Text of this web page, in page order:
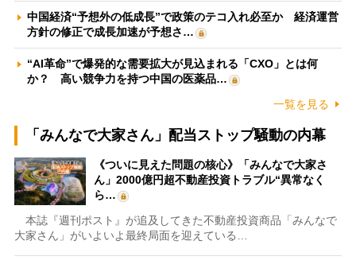
中国経済“予想外の低成長”で政策のテコ入れ必至か 経済運営
方針の修正で成長加速が予想さ…
“AI革命”で爆発的な需要拡大が見込まれる「CXO」とは何
か？ 高い競争力を持つ中国の医薬品…
一覧を見る
「みんなで大家さん」配当ストップ騒動の内幕
《ついに見えた問題の核心》「みんなで大家さ
ん」2000億円超不動産投資トラブル“異常なく
ら…
本誌『週刊ポスト』が追及してきた不動産投資商品「みんなで
大家さん」がいよいよ最終局面を迎えている…